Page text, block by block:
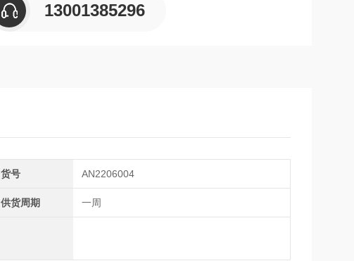
13001385296
货号 AN2206004
供货周期 一周